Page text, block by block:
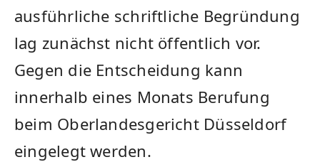
ausführliche schriftliche Begründung
lag zunächst nicht öffentlich vor.
Gegen die Entscheidung kann
innerhalb eines Monats Berufung
beim Oberlandesgericht Düsseldorf
eingelegt werden.